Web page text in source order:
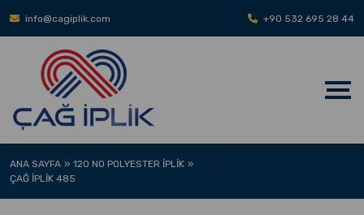
info@cagiplik.com +90 532 695 28 44
ANA SAYFA
120 NO POLYESTER İPLIK
ÇAĞ İPLIK 485